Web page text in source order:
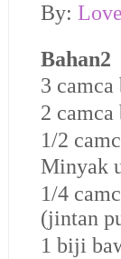
By:
Bahan2
3 camca
2 camca
1/2
Minyak
1/4
(jintan
1 biji